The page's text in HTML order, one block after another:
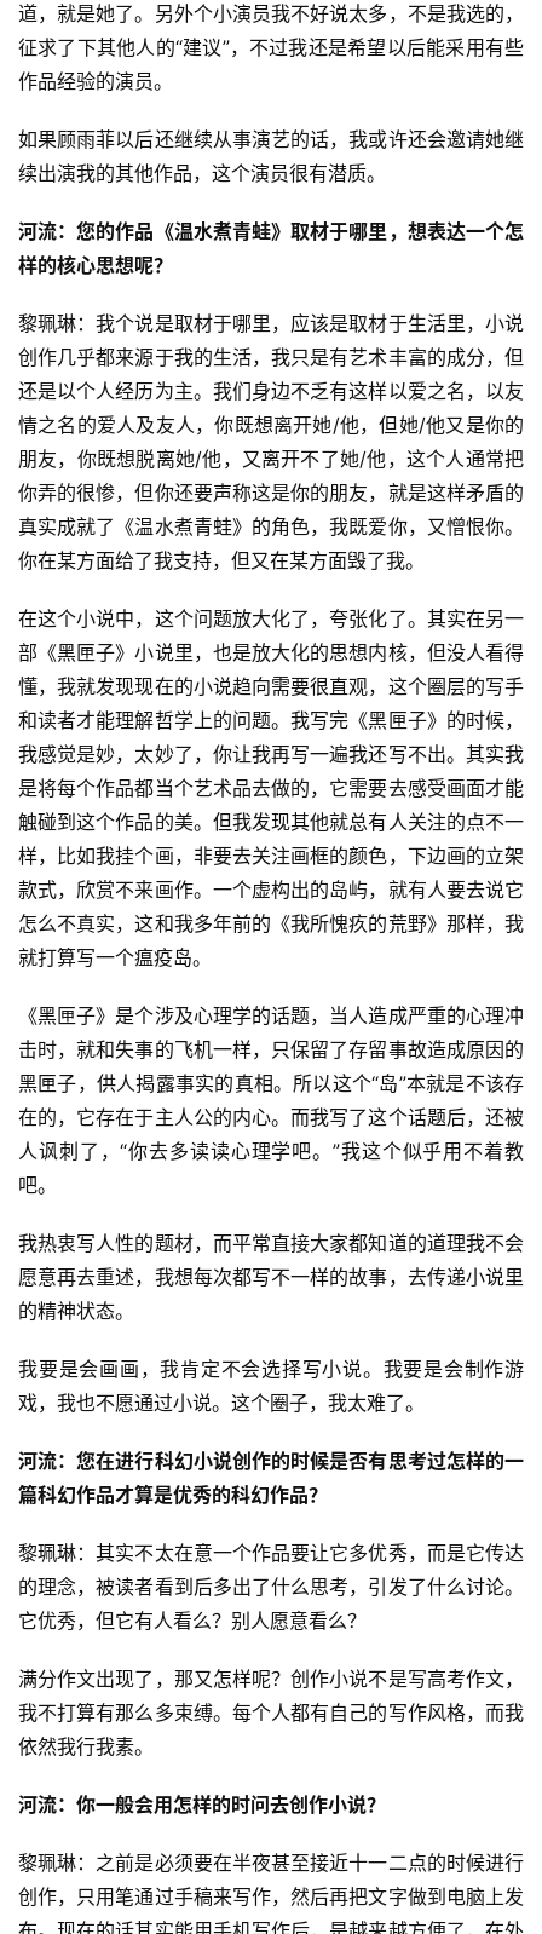
零
重
科
幻
征
文
投
稿
文
章
科
幻
资
讯
主
题
科
幻
小
说
登录 注册
道，就是她了。另外个小演员我不好说太多，不是我选的，
征求了下其他人的“建议”，不过我还是希望以后能采用有些
作品经验的演员。
如果顾雨菲以后还继续从事演艺的话，我或许还会邀请她继
续出演我的其他作品，这个演员很有潜质。
河流：您的作品《温水煮青蛙》取材于哪里，想表达一个怎
样的核心思想呢？
黎珮琳：我个说是取材于哪里，应该是取材于生活里，小说
创作几乎都来源于我的生活，我只是有艺术丰富的成分，但
还是以个人经历为主。我们身边不乏有这样以爱之名，以友
情之名的爱人及友人，你既想离开她/他，但她/他又是你的
朋友，你既想脱离她/他，又离开不了她/他，这个人通常把
你弄的很惨，但你还要声称这是你的朋友，就是这样矛盾的
真实成就了《温水煮青蛙》的角色，我既爱你，又憎恨你。
你在某方面给了我支持，但又在某方面毁了我。
在这个小说中，这个问题放大化了，夸张化了。其实在另一
部《黑匣子》小说里，也是放大化的思想内核，但没人看得
懂，我就发现现在的小说趋向需要很直观，这个圈层的写手
和读者才能理解哲学上的问题。我写完《黑匣子》的时候，
我感觉是妙，太妙了，你让我再写一遍我还写不出。其实我
是将每个作品都当个艺术品去做的，它需要去感受画面才能
触碰到这个作品的美。但我发现其他就总有人关注的点不一
样，比如我挂个画，非要去关注画框的颜色，下边画的立架
款式，欣赏不来画作。一个虚构出的岛屿，就有人要去说它
怎么不真实，这和我多年前的《我所愧疚的荒野》那样，我
就打算写一个瘟疫岛。
《黑匣子》是个涉及心理学的话题，当人造成严重的心理冲
击时，就和失事的飞机一样，只保留了存留事故造成原因的
黑匣子，供人揭露事实的真相。所以这个“岛”本就是不该存
在的，它存在于主人公的内心。而我写了这个话题后，还被
人讽刺了，“你去多读读心理学吧。”我这个似乎用不着教
吧。
我热衷写人性的题材，而平常直接大家都知道的道理我不会
愿意再去重述，我想每次都写不一样的故事，去传递小说里
的精神状态。
我要是会画画，我肯定不会选择写小说。我要是会制作游
戏，我也不愿通过小说。这个圈子，我太难了。
河流：您在进行科幻小说创作的时候是否有思考过怎样的一
篇科幻作品才算是优秀的科幻作品？
黎珮琳：其实不太在意一个作品要让它多优秀，而是它传达
的理念，被读者看到后多出了什么思考，引发了什么讨论。
它优秀，但它有人看么？别人愿意看么？
满分作文出现了，那又怎样呢？创作小说不是写高考作文，
我不打算有那么多束缚。每个人都有自己的写作风格，而我
依然我行我素。
河流：你一般会用怎样的时问去创作小说？
黎珮琳：之前是必须要在半夜甚至接近十一二点的时候进行
创作，只用笔通过手稿来写作，然后再把文字做到电脑上发